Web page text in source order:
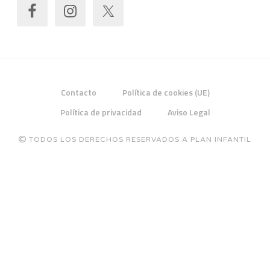
Contacto
Política de cookies (UE)
Política de privacidad
Aviso Legal
TODOS LOS DERECHOS RESERVADOS A PLAN INFANTIL